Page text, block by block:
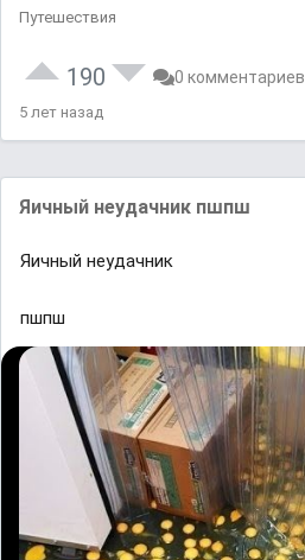
Путешествия
190 0 комментариев
5 лет назад
Яичный нeyдaчник пшпш
Яичный нeyдaчник
пшпш